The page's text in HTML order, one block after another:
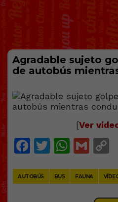
Agradable sujeto
de autobús
[Ver
Facebook
Twitter
AUTOBÚS BUS FAUNA